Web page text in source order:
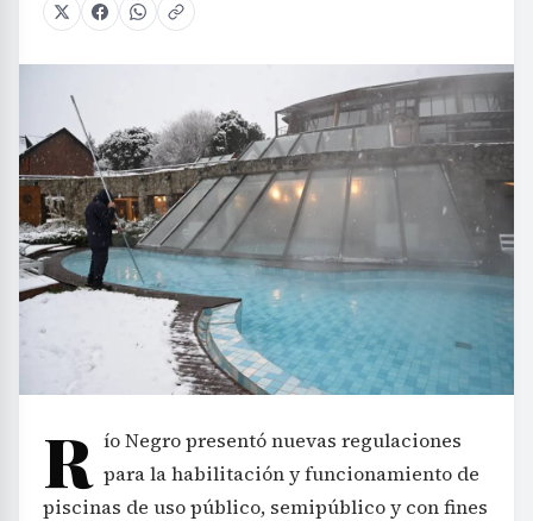
R ío Negro presentó nuevas regulaciones
para la habilitación y funcionamiento de
piscinas de uso público, semipúblico y con fines